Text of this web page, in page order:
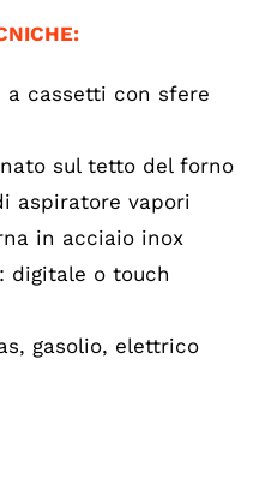
a cassetti con sfere
sul tetto del forno
aspiratore vapori
in acciaio inox
digitale o touch
gasolio, elettrico